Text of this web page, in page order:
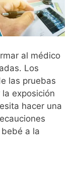
al médico
Los
las pruebas
exposición
hacer una
a la